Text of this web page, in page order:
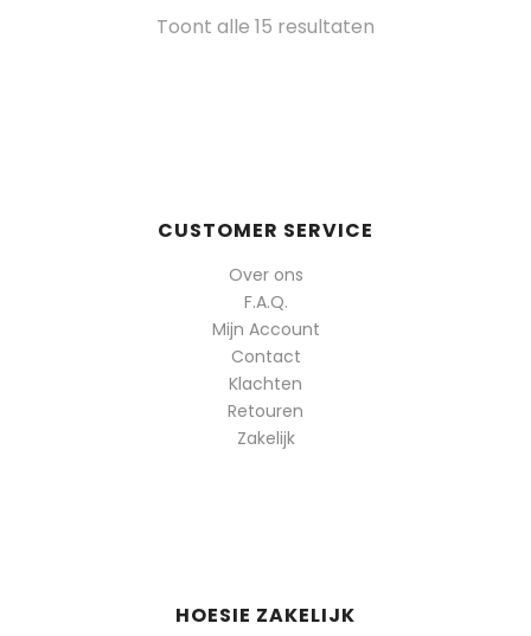
Toont alle 15 resultaten
CUSTOMER SERVICE
Over ons
F.A.Q.
Mijn Account
Contact
Klachten
Retouren
Zakelijk
HOESIE ZAKELIJK